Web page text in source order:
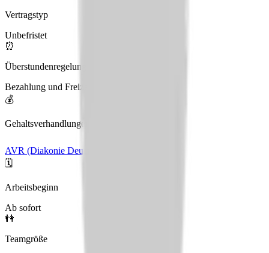
Vertragstyp
Unbefristet
⏰
Überstundenregelung
Bezahlung und Freizeitausgleich
💰
Gehaltsverhandlungen
AVR (Diakonie Deutschland)
🗓️
Arbeitsbeginn
Ab sofort
👫
Teamgröße